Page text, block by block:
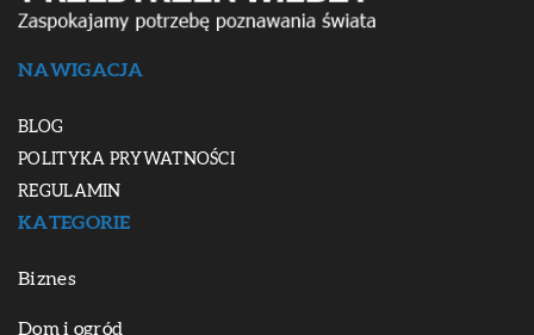
NAWIGACJA
BLOG
POLITYKA PRYWATNOŚCI
REGULAMIN
KATEGORIE
Biznes
Dom i ogród